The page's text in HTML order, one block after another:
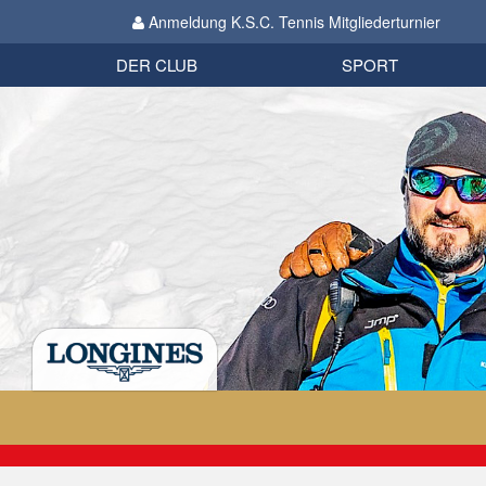
Anmeldung K.S.C. Tennis Mitgliederturnier
DER CLUB
Organisation
SPORT
Biathlon
Datenschutzverordnung 2018
Impressum